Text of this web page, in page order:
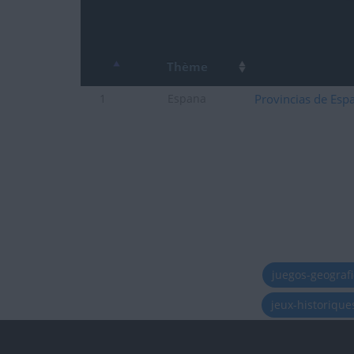
Thème
Provincias de
juegos-
jeux-